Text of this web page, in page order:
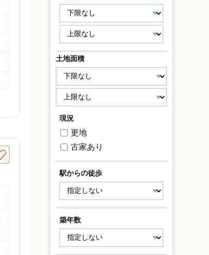
土地面積
現況
更地
古家あり
駅からの徒歩
築年数